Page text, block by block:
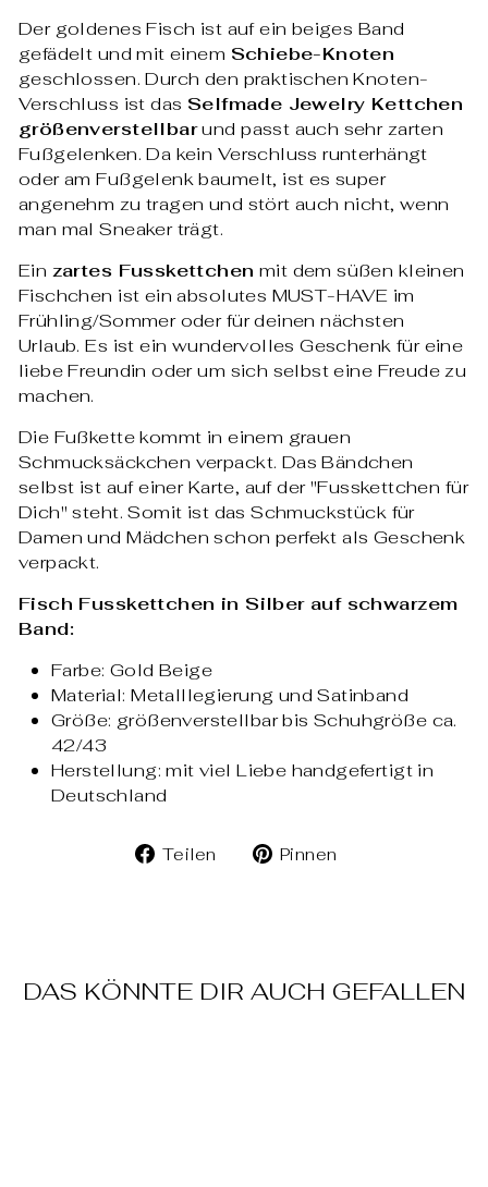
Der goldenes Fisch ist auf ein beiges Band
gefädelt und mit einem Schiebe-Knoten
geschlossen. Durch den praktischen Knoten-
Verschluss ist das Selfmade Jewelry Kettchen
größenverstellbarund passt auch sehr zarten
Fußgelenken. Da kein Verschluss runterhängt
oder am Fußgelenk baumelt, ist es super
angenehm zu tragen und stört auch nicht, wenn
man mal Sneaker trägt.
Ein zartes Fusskettchen mit dem süßen kleinen
Fischchen ist ein absolutes MUST-HAVE im
Frühling/Sommer oder für deinen nächsten
Urlaub. Es ist ein wundervolles Geschenk für eine
liebe Freundin oder um sich selbst eine Freude zu
machen.
Die Fußkette kommt in einem grauen
Schmucksäckchen verpackt. Das Bändchen
selbst ist auf einer Karte, auf der "Fusskettchen für
Dich" steht. Somit ist das Schmuckstück für
Damen und Mädchen schon perfekt als Geschenk
verpackt.
Fisch Fusskettchen in Silber auf schwarzem
Band:
Farbe: Gold Beige
Material: Metalllegierung und Satinband
Größe: größenverstellbar bis Schuhgröße ca.
42/43
Herstellung: mit viel Liebe handgefertigt in
Deutschland
Teilen
Auf
Pinnen
DAS KÖNNTE DIR AUCH GEFALLEN